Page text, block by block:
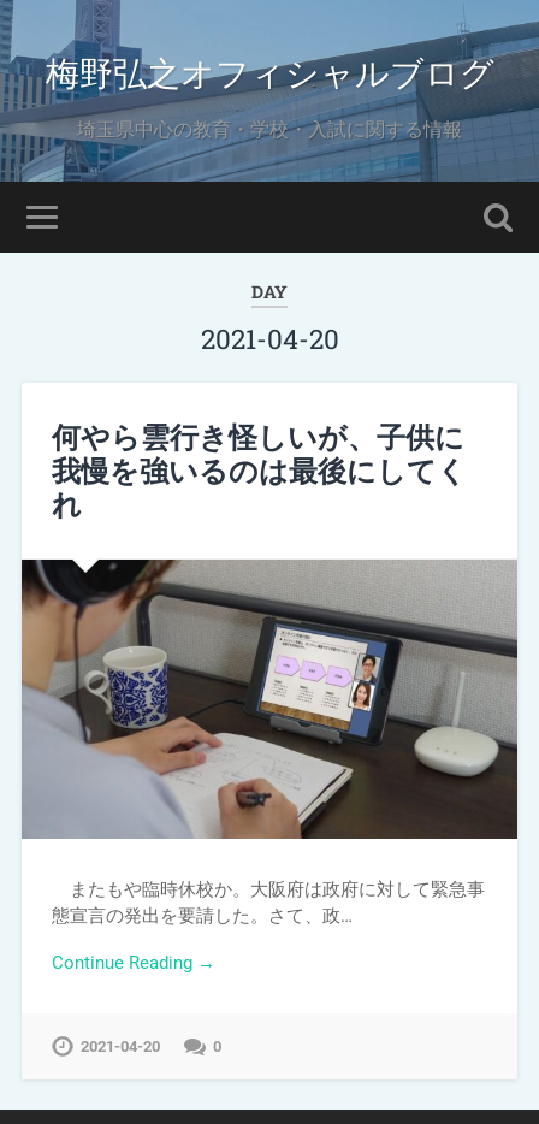
梅野弘之オフィシャルブログ
埼玉県中心の教育・学校・入試に関する情報
DAY
2021-04-20
何やら雲行き怪しいが、子供に
我慢を強いるのは最後にしてく
れ
またもや臨時休校か。大阪府は政府に対して緊急事
態宣言の発出を要請した。さて、政…
Continue Reading →
2021-04-20 0